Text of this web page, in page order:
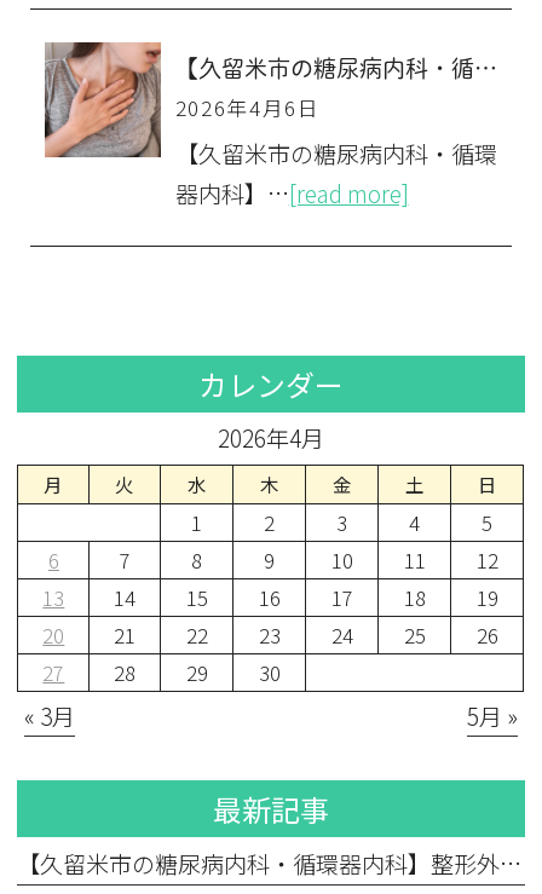
【久留米市の糖尿病内科・循環器内科】息切れは心臓弁膜症のサイン？専門医による診断と検査
2026年4月6日
【久留米市の糖尿病内科・循環
器内科】…[read more]
カレンダー
2026年4月
月 火 水 木 金 土 日
1 2 3 4
5
6
7 8 9 10 11
12
13
14 15 16 17 18
19
20
21 22 23 24 25
26
27
28 29 30
« 3月 5月 »
最新記事
【久留米市の糖尿病内科・循環器内科】整形外科×内科の連携で生活習慣病を改善へ導く運動療法